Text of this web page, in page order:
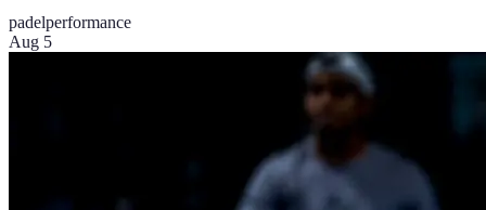
padelperformance
Aug 5